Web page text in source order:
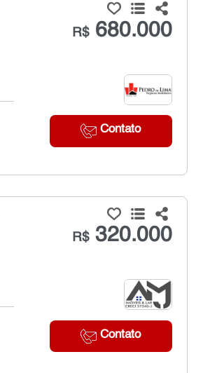
R$680.000
Contato
R$320.000
Contato